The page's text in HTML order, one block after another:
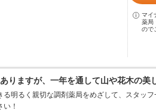
マイ
薬局
ので
りますが、一年を通して山や花木の美
る明るく親切な調剤薬局をめざして、スタッ
！